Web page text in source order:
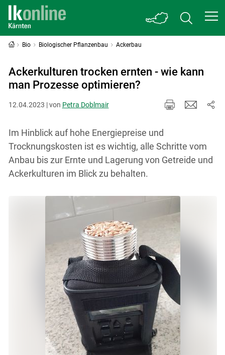
Bio Biologischer Pflanzenbau Ackerbau
Ackerkulturen trocken ernten - wie kann
man Prozesse optimieren?
12.04.2023 | von Petra Doblmair
Im Hinblick auf hohe Energiepreise und
Trocknungskosten ist es wichtig, alle Schritte vom
Anbau bis zur Ernte und Lagerung von Getreide und
Ackerkulturen im Blick zu behalten.